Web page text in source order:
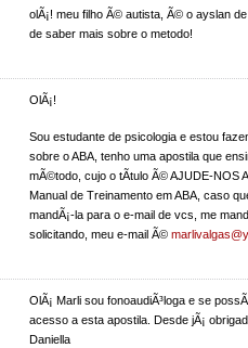
olÃ¡! meu filho Ã© autista, Ã© o ayslan
de saber mais sobre o metodo!
OlÃ¡!
Sou estudante de psicologia e estou
sobre o ABA, tenho uma apostila que
mÃ©todo, cujo o tÃ­tulo Ã© AJUDE-NOS
Manual de Treinamento em ABA, caso
mandÃ¡-la para o e-mail de vcs, me
solicitando, meu e-mail Ã©
OlÃ¡ Marli sou fonoaudiÃ³loga e se
acesso a esta apostila. Desde jÃ¡
Daniella